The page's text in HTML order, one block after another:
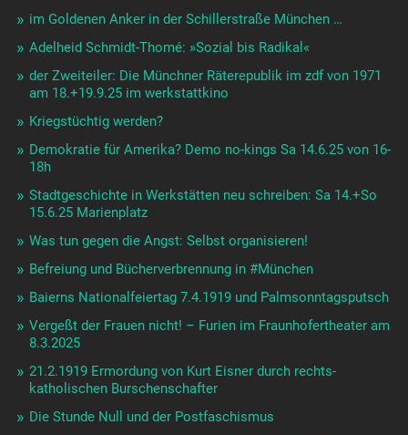
im Goldenen Anker in der Schillerstraße München …
Adelheid Schmidt-Thomé: »Sozial bis Radikal«
der Zweiteiler: Die Münchner Räterepublik im zdf von 1971
am 18.+19.9.25 im werkstattkino
Kriegstüchtig werden?
Demokratie für Amerika? Demo no-kings Sa 14.6.25 von 16-
18h
Stadtgeschichte in Werkstätten neu schreiben: Sa 14.+So
15.6.25 Marienplatz
Was tun gegen die Angst: Selbst organisieren!
Befreiung und Bücherverbrennung in #München
Baierns Nationalfeiertag 7.4.1919 und Palmsonntagsputsch
Vergeßt der Frauen nicht! – Furien im Fraunhofertheater am
8.3.2025
21.2.1919 Ermordung von Kurt Eisner durch rechts-
katholischen Burschenschafter
Die Stunde Null und der Postfaschismus